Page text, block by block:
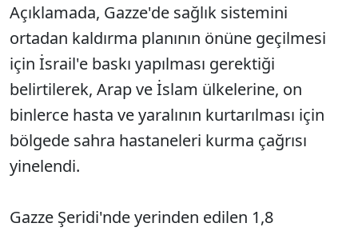
Açıklamada, Gazze'de sağlık sistemini
ortadan kaldırma planının önüne geçilmesi
için İsrail'e baskı yapılması gerektiği
belirtilerek, Arap ve İslam ülkelerine, on
binlerce hasta ve yaralının kurtarılması için
bölgede sahra hastaneleri kurma çağrısı
yinelendi.
Gazze Şeridi'nde yerinden edilen 1,8